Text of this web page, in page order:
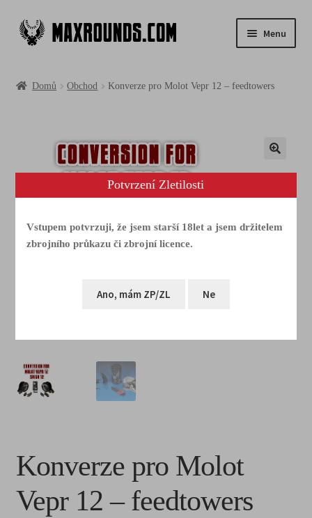
Menu
Tým & akce
Domů Obchod Konverze pro Molot Vepr 12 – feedtowers
Konverze pro Molot
Vepr 12 – feedtowers
Potvrzení Zletilosti
Vstupem potvrzuji, že jsem starší 18let a jsem držitelem
zbrojního průkazu či zbrojní licence.